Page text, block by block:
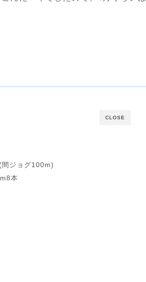
CLOSE
ジョグ100m)
本